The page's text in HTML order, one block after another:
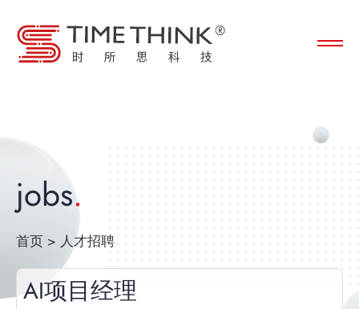
jobs
首页 > 人才招聘
AI项目经理